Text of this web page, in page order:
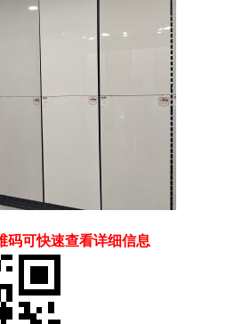
码可快速查看详细信息